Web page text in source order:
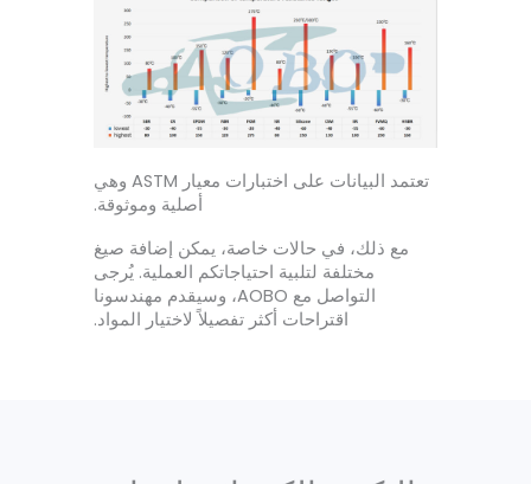
تعتمد البيانات على اختبارات معيار ASTM وهي
أصلية وموثوقة.
مع ذلك، في حالات خاصة، يمكن إضافة صيغ
مختلفة لتلبية احتياجاتكم العملية. يُرجى
التواصل مع AOBO، وسيقدم مهندسونا
اقتراحات أكثر تفصيلاً لاختيار المواد.